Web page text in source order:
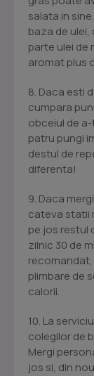
salata in
baza de
parte ulei de
aromat plus
8. Daca esti
cumpara
obceiul de
patru pungi
destul de
diferenta!
9. Daca
cateva statii
pe jos restul
zilnic 30 de
plimbare de
calorii.
10. La
colegilor de
Mergi
jos si, din